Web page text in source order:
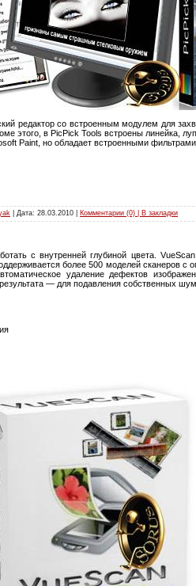
редактор со встроенным модулем для
этого, в PicPick Tools встроены линейка,
Paint, но обладает встроенными
| Дата: 28.03.2010 Комментарии (0) | В закладки
с внутренней глубиной цвета.
более 500 моделей сканеров
удаление дефектов
— для подавления собственных